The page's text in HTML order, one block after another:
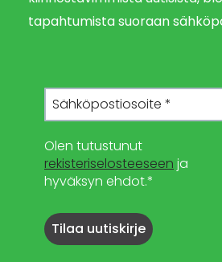
tapahtumista suoraan
Olen tutustunut
rekisteriselosteeseen ja
hyväksyn ehdot.*